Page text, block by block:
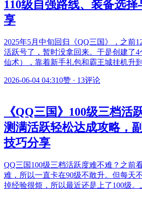
110级自强路线、装备选
享
2025年5月中旬回归《QQ三国》，之前
活跃号了，暂时没拿回来。于是创建了4
仙术），靠着新手礼包和霸王城挂机升
2026-06-04 04:310赞 · 13评论
《QQ三国》100级三档活
测满活跃轻松达成攻略，
技巧分享
QQ三国100级三档活跃度难不难？之前
难，所以一直卡在90级不敢升。但每天
掉经验很烦，所以最近还是上了100级